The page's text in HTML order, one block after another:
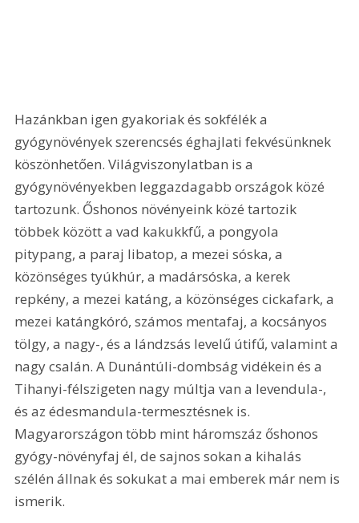
Hazánkban igen gyakoriak és sokfélék a
gyógynövények szerencsés éghajlati fekvésünknek
köszönhetően. Világviszonylatban is a
gyógynövényekben leggazdagabb országok közé
tartozunk. Őshonos növényeink közé tartozik
többek között a vad kakukkfű, a pongyola
pitypang, a paraj libatop, a mezei sóska, a
közönséges tyúkhúr, a madársóska, a kerek
repkény, a mezei katáng, a közönséges cickafark, a
mezei katángkóró, számos mentafaj, a kocsányos
tölgy, a nagy-, és a lándzsás levelű útifű, valamint a
nagy csalán. A Dunántúli-dombság vidékein és a
Tihanyi-félszigeten nagy múltja van a levendula-,
és az édesmandula-termesztésnek is.
Magyarországon több mint háromszáz őshonos
gyógy-növényfaj él, de sajnos sokan a kihalás
szélén állnak és sokukat a mai emberek már nem is
ismerik.